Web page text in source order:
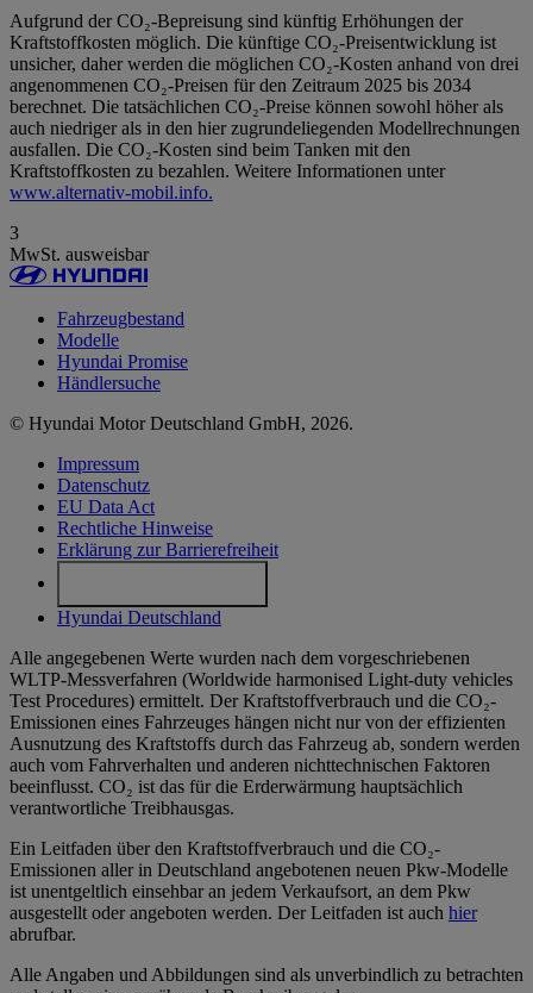
Aufgrund der CO₂-Bepreisung sind künftig Erhöhungen der
Kraftstoffkosten möglich. Die künftige CO₂-Preisentwicklung ist
unsicher, daher werden die möglichen CO₂-Kosten anhand von drei
angenommenen CO₂-Preisen für den Zeitraum 2025 bis 2034
berechnet. Die tatsächlichen CO₂-Preise können sowohl höher als
auch niedriger als in den hier zugrundeliegenden Modellrechnungen
ausfallen. Die CO₂-Kosten sind beim Tanken mit den
Kraftstoffkosten zu bezahlen. Weitere Informationen unter
www.alternativ-mobil.info.
3
MwSt. ausweisbar
Fahrzeugbestand
Modelle
Hyundai Promise
Händlersuche
© Hyundai Motor Deutschland GmbH, 2026.
Impressum
Datenschutz
EU Data Act
Rechtliche Hinweise
Erklärung zur Barrierefreiheit
Hyundai Deutschland
Alle angegebenen Werte wurden nach dem vorgeschriebenen
WLTP-Messverfahren (Worldwide harmonised Light-duty vehicles
Test Procedures) ermittelt. Der Kraftstoffverbrauch und die CO₂-
Emissionen eines Fahrzeuges hängen nicht nur von der effizienten
Ausnutzung des Kraftstoffs durch das Fahrzeug ab, sondern werden
auch vom Fahrverhalten und anderen nichttechnischen Faktoren
beeinflusst. CO₂ ist das für die Erderwärmung hauptsächlich
verantwortliche Treibhausgas.
Ein Leitfaden über den Kraftstoffverbrauch und die CO₂-
Emissionen aller in Deutschland angebotenen neuen Pkw-Modelle
ist unentgeltlich einsehbar an jedem Verkaufsort, an dem Pkw
ausgestellt oder angeboten werden. Der Leitfaden ist auch hier
abrufbar.
Alle Angaben und Abbildungen sind als unverbindlich zu betrachten